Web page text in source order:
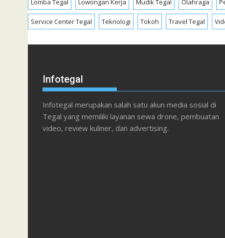
Lomba Tegal Lowongan Kerja Mudik Tegal Olahraga
Service Center Tegal Teknologi Tokoh Travel Tegal
Infotegal
Infotegal merupakan salah satu akun media sosial di
Tegal yang memiliki layanan sewa drone, pembuatan
video, review kuliner, dan advertising.